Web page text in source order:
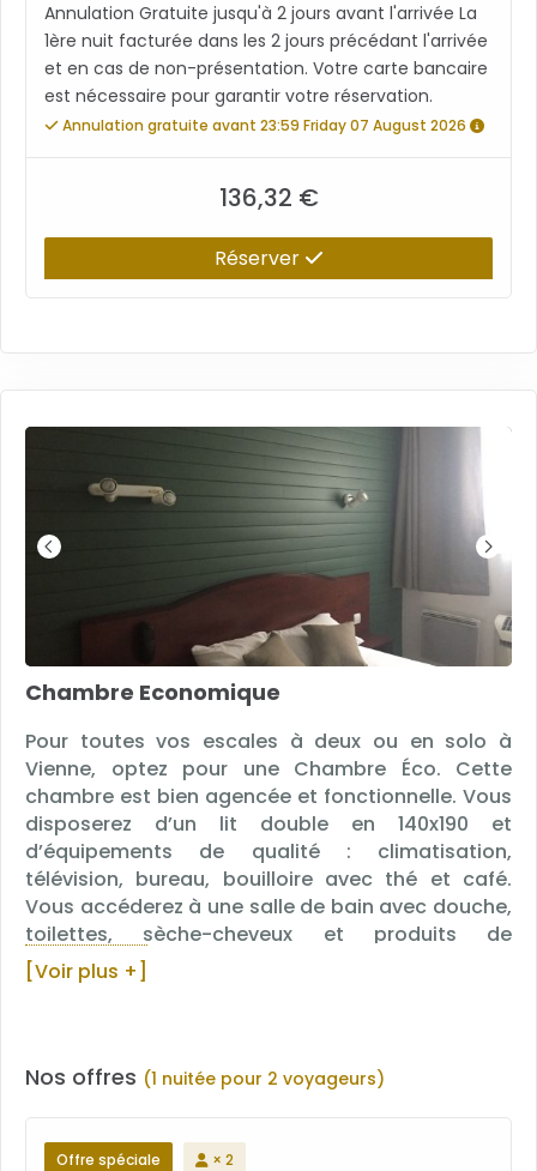
Annulation Gratuite jusqu'à 2 jours avant l'arrivée La
1ère nuit facturée dans les 2 jours précédant l'arrivée
et en cas de non-présentation. Votre carte bancaire
est nécessaire pour garantir votre réservation.
Annulation gratuite avant 23:59 Friday 07 August 2026
136,32 €
Réserver
Chambre Economique
Pour toutes vos escales à deux ou en solo à
Vienne, optez pour une Chambre Éco. Cette
chambre est bien agencée et fonctionnelle. Vous
disposerez d’un lit double en 140x190 et
d’équipements de qualité : climatisation,
télévision, bureau, bouilloire avec thé et café.
Vous accéderez à une salle de bain avec douche,
toilettes, sèche-cheveux et produits de
bienvenue (serviettes et distributeur de gel
douche et de shampoing « Petit Roseau »).
[Voir plus +]
Nos offres (1 nuitée pour 2 voyageurs)
Offre spéciale × 2